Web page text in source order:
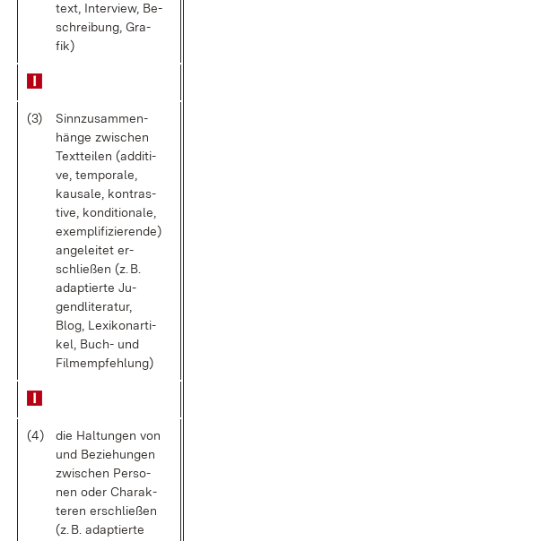
text, In­ter­view, Be­
schrei­bung, Gra­
fik)
(3)
Sinn­zu­sam­men­
hän­ge zwi­schen
Text­tei­len (ad­di­ti­
ve, tem­po­ra­le,
kau­sa­le, kon­tras­
ti­ve, kon­di­tio­na­le,
ex­em­pli­fi­zie­ren­de)
an­ge­lei­tet er­
schlie­ßen (z. B.
ad­ap­tier­te Ju­
gend­li­te­ra­tur,
Blog, Le­xi­kon­ar­ti­
kel, Buch- und
Film­emp­feh­lung)
(4)
die Hal­tun­gen von
und Be­zie­hun­gen
zwi­schen Per­so­
nen oder Cha­rak­
te­ren er­schlie­ßen
(z. B. ad­ap­tier­te